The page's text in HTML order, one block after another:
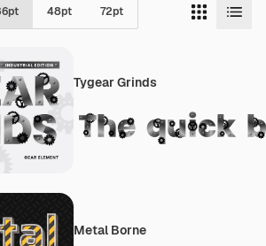
pt 48pt 72pt
Tygear Grinds
Metal Borne